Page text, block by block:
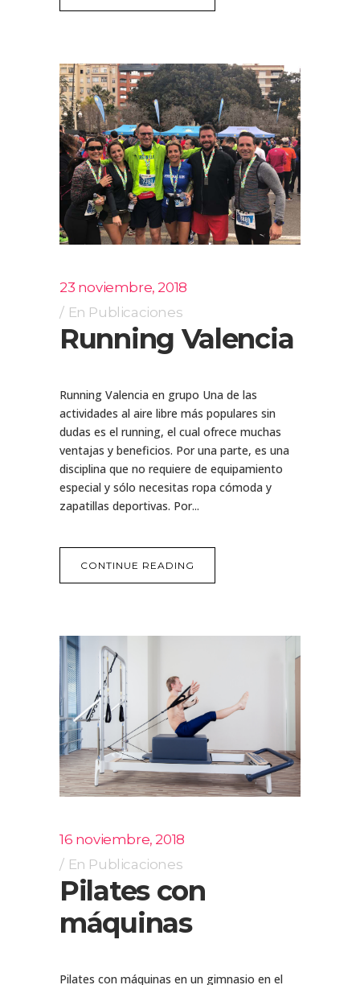
23 noviembre, 2018
En Publicaciones
Running Valencia
Running Valencia en grupo Una de las
actividades al aire libre más populares sin
dudas es el running, el cual ofrece muchas
ventajas y beneficios. Por una parte, es una
disciplina que no requiere de equipamiento
especial y sólo necesitas ropa cómoda y
zapatillas deportivas. Por...
CONTINUE READING
16 noviembre, 2018
En Publicaciones
Pilates con
máquinas
Pilates con máquinas en un gimnasio en el